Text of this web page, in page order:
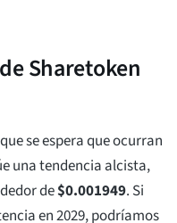
Sharetoken
se espera que ocurran
una tendencia alcista,
de$0.001949. Si
en 2029, podríamos